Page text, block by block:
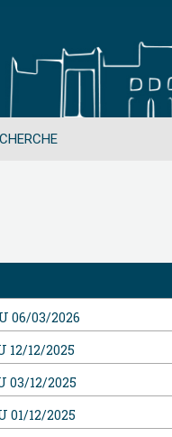
06/03/2026
12/12/2025
03/12/2025
01/12/2025